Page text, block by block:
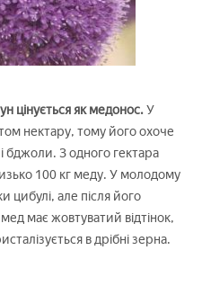
цінується як медонос.У
нектару, тому його охоче
бджоли. З одного гектара
100 кг меду. У молодому
цибулі, але після його
має жовтуватий відтінок,
в дрібні зерна.